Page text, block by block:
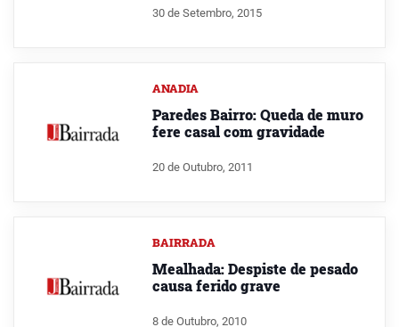
30 de Setembro, 2015
ANADIA
Paredes Bairro: Queda de muro
fere casal com gravidade
20 de Outubro, 2011
BAIRRADA
Mealhada: Despiste de pesado
causa ferido grave
8 de Outubro, 2010